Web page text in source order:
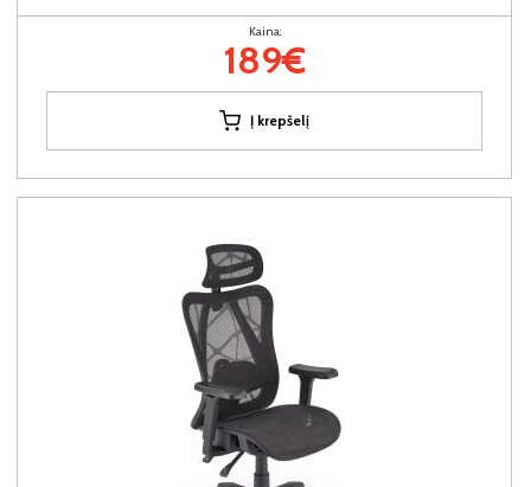
Kaina:
189€
Į krepšelį